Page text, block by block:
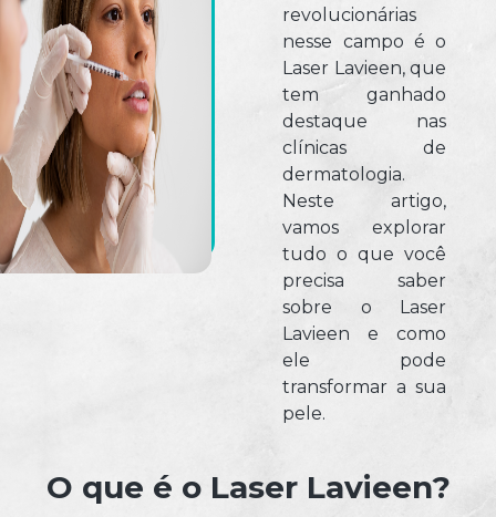
revolucionárias
nesse campo é o
Laser Lavieen, que
tem ganhado
destaque nas
clínicas de
dermatologia.
Neste artigo,
vamos explorar
tudo o que você
precisa saber
sobre o Laser
Lavieen e como
ele pode
transformar a sua
pele.
O que é o Laser Lavieen?